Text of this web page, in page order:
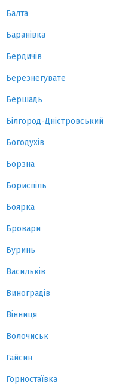
Балта
Баранівка
Бердичів
Березнегувате
Бершадь
Білгород-Дністровський
Богодухів
Борзна
Бориспіль
Боярка
Бровари
Буринь
Васильків
Виноградів
Вінниця
Волочиськ
Гайсин
Горностаївка